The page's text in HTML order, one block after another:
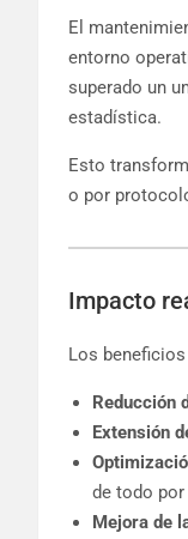
El
entorno
superado un
estadística.
Esto
o por
Impacto
Los
Reducción
Extensión
de todo
Mejora de